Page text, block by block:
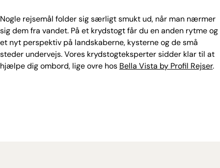
Nogle rejsemål folder sig særligt smukt ud, når man nærmer
sig dem fra vandet. På et krydstogt får du en anden rytme og
et nyt perspektiv på landskaberne, kysterne og de små
steder undervejs. Vores krydstogteksperter sidder klar til at
hjælpe dig ombord, lige ovre hos Bella Vista by Profil Rejser.